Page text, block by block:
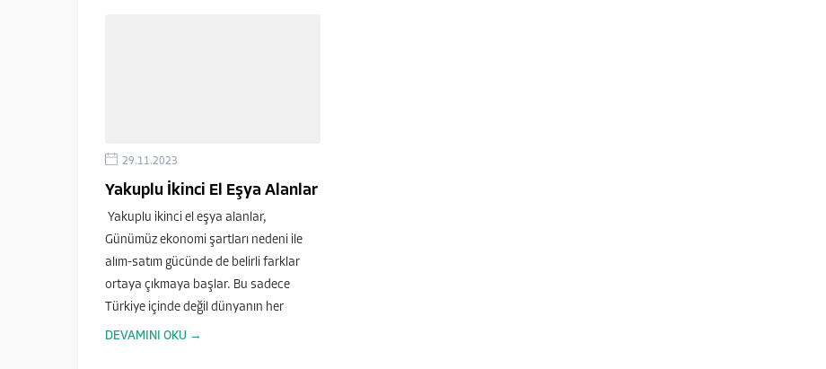
29.11.2023
Yakuplu İkinci El Eşya Alanlar
Yakuplu ikinci el eşya alanlar,
Günümüz ekonomi şartları nedeni ile
alım-satım gücünde de belirli farklar
ortaya çıkmaya başlar. Bu sadece
Türkiye içinde değil dünyanın her
yerinde aynı düzeyde devam eder. Sıfır
DEVAMINI OKU →